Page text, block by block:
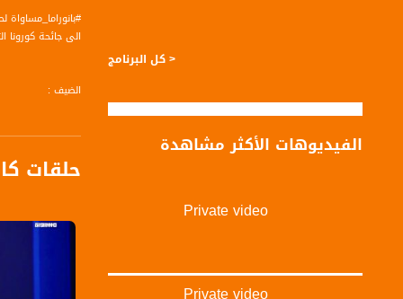
#بانوراما_مساواة لحلقة
الى جائحة
الضيف :
محاور:
عز الدين الوضع
بانوراما
حلقات
< كل البرنامج
الفيديوهات الأكثر مشاهدة
Private video